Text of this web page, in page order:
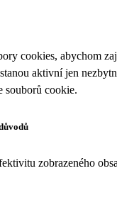
cookies, abychom
aktivní jen
souborů cookie.
zobrazeného